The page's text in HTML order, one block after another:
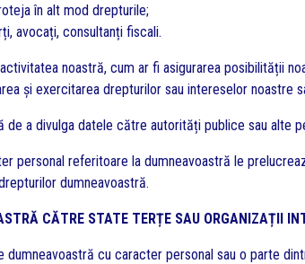
în alt mod drepturile;
avocați, consultanți fiscali.
noastră, cum ar fi asigurarea posibilității
și exercitarea drepturilor sau intereselor noastre
a divulga datele către autorități publice sau alte
personal referitoare la dumneavoastră le
dumneavoastră.
CĂTRE STATE TERȚE SAU ORGANIZAȚII
cu caracter personal sau o parte